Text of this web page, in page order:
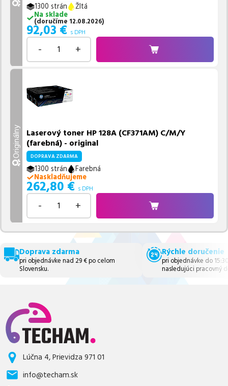
1300 strán
Žltá
Na sklade
(doručíme 12.08.2026)
92,03 € s DPH
- +
Originálny Laserový toner HP 128A (CF371AM) C/M/Y
(farebná) - original
DOPRAVA ZDARMA
1300 strán
Farebná
Naskladňujeme
262,80 € s DPH
- +
Doprava zdarma
pri objednávke nad 29 € po celom
Slovensku.
Rýchle doručenie
pri objednávke do
nasledujúci pracovný
Lúčna 4, Prievidza 971 01
info@techam.sk